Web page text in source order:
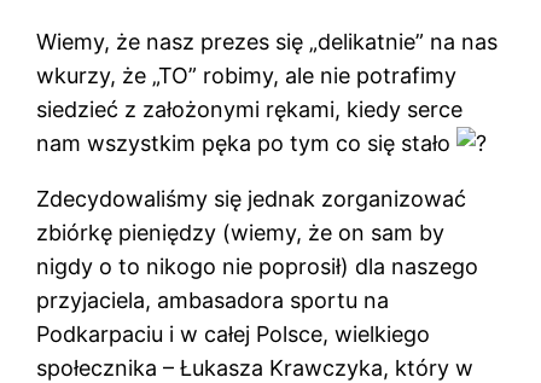
Wiemy, że nasz prezes się „delikatnie” na nas
wkurzy, że „TO” robimy, ale nie potrafimy
siedzieć z założonymi rękami, kiedy serce
nam wszystkim pęka po tym co się stało
Zdecydowaliśmy się jednak zorganizować
zbiórkę pieniędzy (wiemy, że on sam by
nigdy o to nikogo nie poprosił) dla naszego
przyjaciela, ambasadora sportu na
Podkarpaciu i w całej Polsce, wielkiego
społecznika – Łukasza Krawczyka, który w